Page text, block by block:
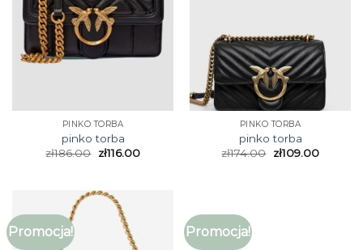
PINKO TORBA
pinko torba
zł186.00 zł116.00
PINKO TORBA
pinko torba
zł174.00 zł109.00
Promocja! Promocja!